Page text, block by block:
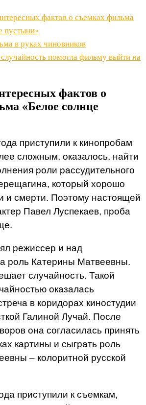
фактов о съемках фильма
пустыни»
в руках чиновников
помогла фильму выйти на
фактов о
«Белое солнце
приступили к кинопробам
сложным, оказалось, найти
роли рассудительного
который хорошо
и смерти. Поэтому настоящей
Павел Луспекаев, проба
режиссер и над
роль Катерины Матвеевны.
случайность. Такой
оказалась
в коридорах киностудии
Галиной Лучай. После
она согласилась принять
картины и сыграть роль
– колоритной русской
приступили к съемкам,